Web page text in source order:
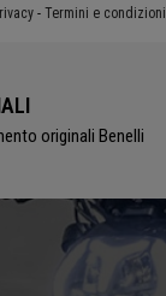
- Termini e condizioni
originali Benelli